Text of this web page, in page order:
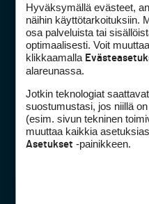
DSA
Hyväksymällä evästeet,
näihin käyttötarkoituksiin.
osa palveluista tai
optimaalisesti. Voit
klikkaamalla
alareunassa.
Jotkin teknologiat
suostumustasi, jos niillä
(esim. sivun tekninen
muuttaa kaikkia
Asetukset -painikkeen.